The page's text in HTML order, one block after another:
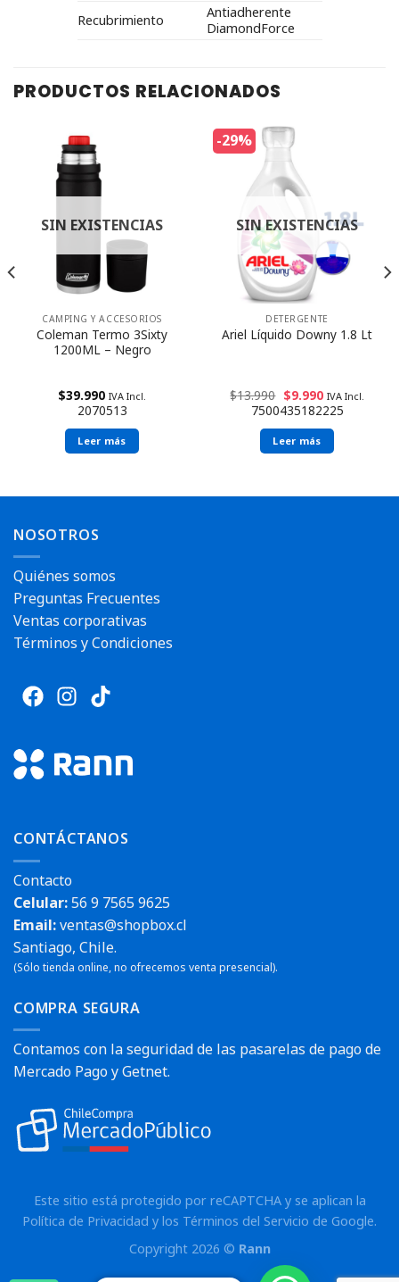
Recubrimiento
Antiadherente
DiamondForce
PRODUCTOS RELACIONADOS
SIN EXISTENCIAS
CAMPING Y ACCESORIOS
Coleman Termo 3Sixty
1200ML – Negro
$39.990 IVA Incl.
2070513
Leer más
-29%
SIN EXISTENCIAS
DETERGENTE
Ariel Líquido Downy 1.8 Lt
$13.990 $9.990 IVA Incl.
7500435182225
Leer más
NOSOTROS
Quiénes somos
Preguntas Frecuentes
Ventas corporativas
Términos y Condiciones
CONTÁCTANOS
Contacto
Celular:56 9 7565 9625
Email:ventas@shopbox.cl
Santiago, Chile.
(Sólo tienda online, no ofrecemos venta presencial).
COMPRA SEGURA
Contamos con la seguridad de las pasarelas de pago de
Mercado Pago y Getnet.
Este sitio está protegido por reCAPTCHA y se aplican la
Política de Privacidad y los Términos del Servicio de Google.
Copyright 2026 © Rann